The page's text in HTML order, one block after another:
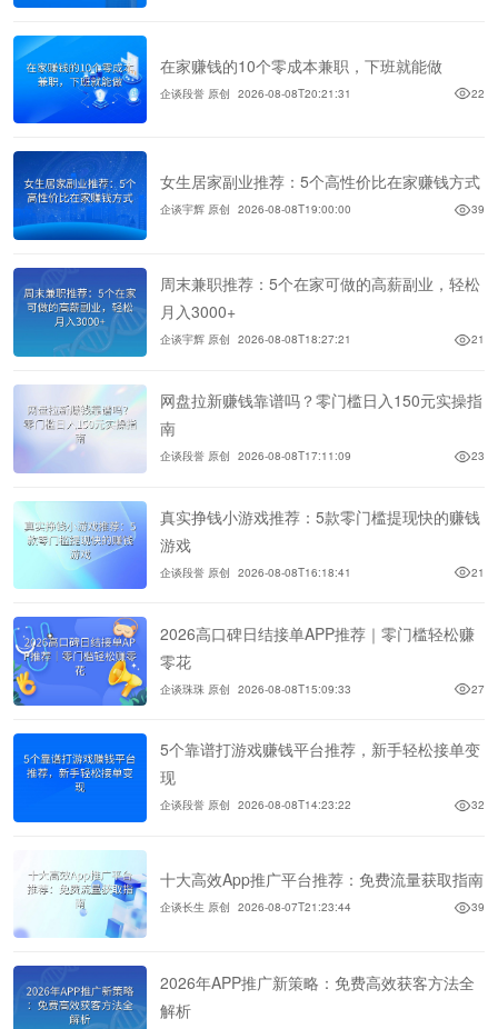
在家赚钱的10个零成本兼职，下班就能做
企谈段誉 原创 2026-08-08T20:21:31 22
女生居家副业推荐：5个高性价比在家赚钱方式
企谈宇辉 原创 2026-08-08T19:00:00 39
周末兼职推荐：5个在家可做的高薪副业，轻松
月入3000+
企谈宇辉 原创 2026-08-08T18:27:21 21
网盘拉新赚钱靠谱吗？零门槛日入150元实操指
南
企谈段誉 原创 2026-08-08T17:11:09 23
真实挣钱小游戏推荐：5款零门槛提现快的赚钱
游戏
企谈段誉 原创 2026-08-08T16:18:41 21
2026高口碑日结接单APP推荐｜零门槛轻松赚
零花
企谈珠珠 原创 2026-08-08T15:09:33 27
5个靠谱打游戏赚钱平台推荐，新手轻松接单变
现
企谈段誉 原创 2026-08-08T14:23:22 32
十大高效App推广平台推荐：免费流量获取指南
企谈长生 原创 2026-08-07T21:23:44 39
2026年APP推广新策略：免费高效获客方法全
解析